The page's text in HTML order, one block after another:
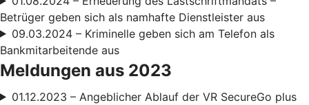
Betrüger geben sich als namhafte Dienstleister aus
09.03.2024 – Kriminelle geben sich am Telefon als
Bankmitarbeitende aus
Meldungen aus 2023
01.12.2023 – Angeblicher Ablauf der VR SecureGo plus